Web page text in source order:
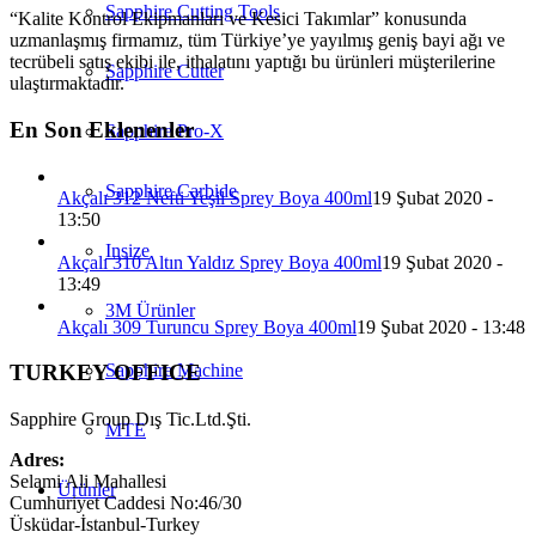
Sapphire Cutting Tools
Sapphire Cutter
Sapphire Pro-X
Sapphire Carbide
Insize
3M Ürünler
Sapphire Machine
MTE
Ürünler
“Kalite Kontrol Ekipmanları ve Kesici Takımlar” konusunda
uzmanlaşmış firmamız, tüm Türkiye’ye yayılmış geniş bayi ağı ve
tecrübeli satış ekibi ile, ithalatını yaptığı bu ürünleri müşterilerine
ulaştırmaktadır.
En Son Eklenenler
Akçalı 312 Nefti Yeşil Sprey Boya 400ml19 Şubat 2020 -
13:50
Akçalı 310 Altın Yaldız Sprey Boya 400ml19 Şubat 2020 -
13:49
Akçalı 309 Turuncu Sprey Boya 400ml19 Şubat 2020 - 13:48
TURKEY OFFICE
Sapphire Group Dış Tic.Ltd.Şti.
Adres:
Selami Ali Mahallesi
Cumhuriyet Caddesi No:46/30
Üsküdar-İstanbul-Turkey